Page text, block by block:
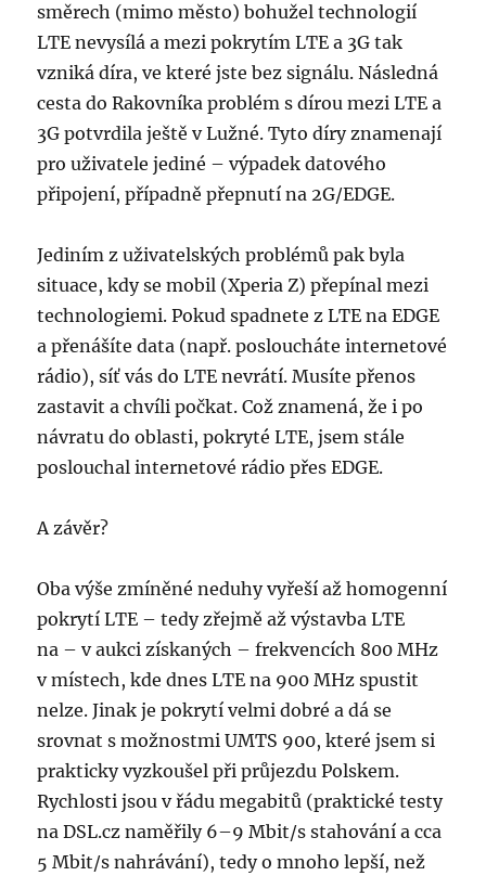
směrech (mimo město) bohužel technologií
LTE nevysílá a mezi pokrytím LTE a 3G tak
vzniká díra, ve které jste bez signálu. Následná
cesta do Rakovníka problém s dírou mezi LTE a
3G potvrdila ještě v Lužné. Tyto díry znamenají
pro uživatele jediné – výpadek datového
připojení, případně přepnutí na 2G/EDGE.
Jediním z uživatelských problémů pak byla
situace, kdy se mobil (Xperia Z) přepínal mezi
technologiemi. Pokud spadnete z LTE na EDGE
a přenášíte data (např. posloucháte internetové
rádio), síť vás do LTE nevrátí. Musíte přenos
zastavit a chvíli počkat. Což znamená, že i po
návratu do oblasti, pokryté LTE, jsem stále
poslouchal internetové rádio přes EDGE.
A závěr?
Oba výše zmíněné neduhy vyřeší až homogenní
pokrytí LTE – tedy zřejmě až výstavba LTE
na – v aukci získaných – frekvencích 800 MHz
v místech, kde dnes LTE na 900 MHz spustit
nelze. Jinak je pokrytí velmi dobré a dá se
srovnat s možnostmi UMTS 900, které jsem si
prakticky vyzkoušel při průjezdu Polskem.
Rychlosti jsou v řádu megabitů (praktické testy
na DSL.cz naměřily 6–9 Mbit/s stahování a cca
5 Mbit/s nahrá­vání), tedy o mnoho lepší, než